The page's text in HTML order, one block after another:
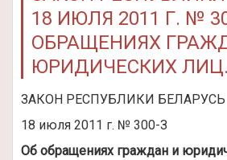
18 ИЮЛЯ 2011 Г. №
ОБРАЩЕНИЯХ
ЮРИДИЧЕСКИХ ЛИЦ.
ЗАКОН РЕСПУБЛИКИ БЕЛАРУСЬ
18 июля 2011 г. № 300-З
Об обращениях граждан и